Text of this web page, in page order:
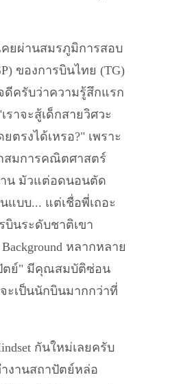
ยผ่านสมรภูมิการสอบ
ของการบินไทย (TG)
ดีครับว่าความรู้สึกแรก
าจะสู้เด็กสายวิศวะ
ตรงได้เหรอ?" เพราะ
สมการคณิตศาสตร์
น มัวแต่อดนอนตัด
แบบ... แต่เชื่อพี่เถอะ
บินระดับชาติเขา
หลากหลาย
ตย์" มีคุณสมบัติซ่อน
ะเป็นนักบินมากกว่าที่
กันใหม่เลยครับ
งานสถาปัตย์หล่อ